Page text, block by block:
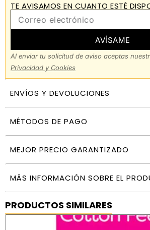
TE AVISAMOS EN CUANTO ESTÉ
AVÍSAME
Al enviar tu solicitud de aviso aceptas
Privacidad y Cookies
ENVÍOS Y DEVOLUCIONES
MÉTODOS DE PAGO
MEJOR PRECIO GARANTIZADO
MÁS INFORMACIÓN SOBRE EL
PRODUCTOS SIMILARES